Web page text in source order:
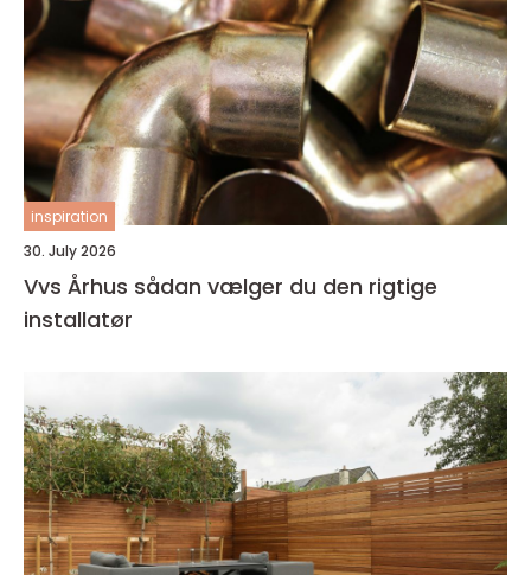
inspiration
30. July 2026
Vvs Århus sådan vælger du den rigtige
installatør